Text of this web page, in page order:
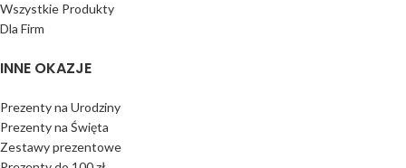
Wszystkie Produkty
Dla Firm
INNE OKAZJE
Prezenty na Urodziny
Prezenty na Święta
Zestawy prezentowe